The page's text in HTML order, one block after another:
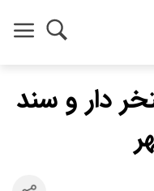
دار و سند